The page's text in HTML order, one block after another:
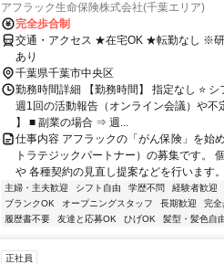
アフラック生命保険株式会社(千葉エリア)
完全歩合制
交通・アクセス ★在宅OK ★転勤なし ※
あり
千葉県千葉市中央区
勤務時間詳細 【勤務時間】 指定なし ⭐ シ
週1回の活動報告（オンライン会議）や不
】 ■ 副業の場合 ⇒ 週...
仕事内容 アフラックの「がん保険」を始
トラテジックパートナー）の募集です。
や 各種契約の見直し提案などを行います
主婦・主夫歓迎 シフト自由 学歴不問 経験者歓迎
ブランクOK
オープニングスタッフ 長期歓迎 完全
履歴書不要
友達と応募OK ひげOK 髪型・髪色自
正社員